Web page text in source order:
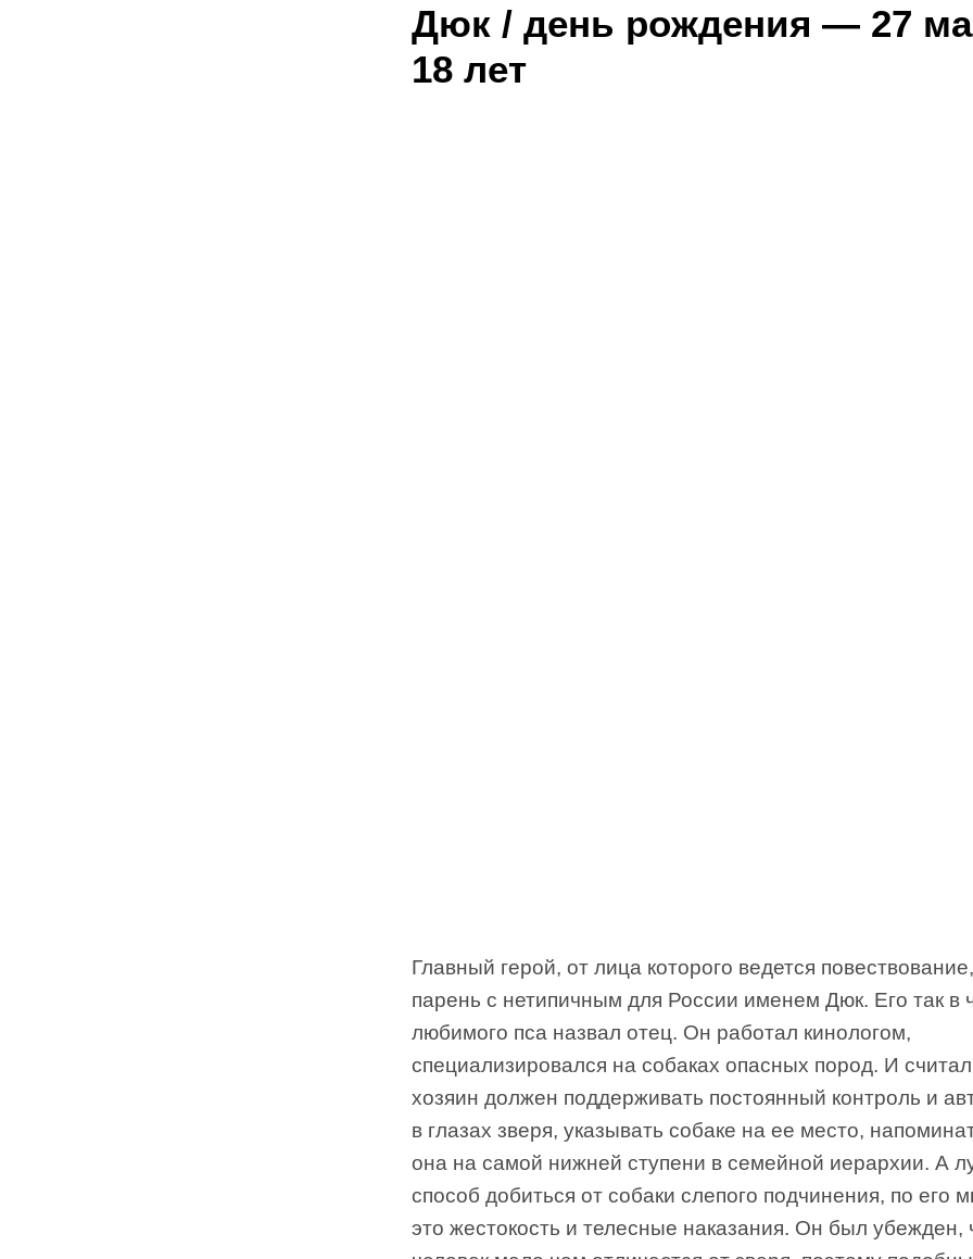
Дюк / день рождения — 27
18 лет
Главный герой, от лица которого ведется
парень с нетипичным для России именем Дюк. Его так в
любимого пса назвал отец. Он работал кинологом,
специализировался на собаках опасных пород. И
хозяин должен поддерживать постоянный контроль и
в глазах зверя, указывать собаке на ее место,
она на самой нижней ступени в семейной иерархии. А
способ добиться от собаки слепого подчинения, по его
это жестокость и телесные наказания. Он был убежден,